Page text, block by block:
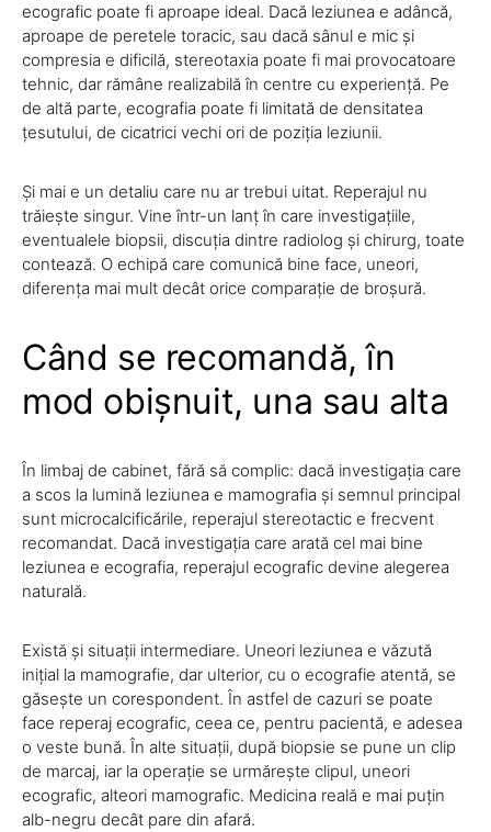
ecografic poate fi aproape ideal. Dacă leziunea e adâncă,
aproape de peretele toracic, sau dacă sânul e mic și
compresia e dificilă, stereotaxia poate fi mai provocatoare
tehnic, dar rămâne realizabilă în centre cu experiență. Pe
de altă parte, ecografia poate fi limitată de densitatea
țesutului, de cicatrici vechi ori de poziția leziunii.
Și mai e un detaliu care nu ar trebui uitat. Reperajul nu
trăiește singur. Vine într-un lanț în care investigațiile,
eventualele biopsii, discuția dintre radiolog și chirurg, toate
contează. O echipă care comunică bine face, uneori,
diferența mai mult decât orice comparație de broșură.
Când se recomandă, în
mod obișnuit, una sau alta
În limbaj de cabinet, fără să complic: dacă investigația care
a scos la lumină leziunea e mamografia și semnul principal
sunt microcalcificările, reperajul stereotactic e frecvent
recomandat. Dacă investigația care arată cel mai bine
leziunea e ecografia, reperajul ecografic devine alegerea
naturală.
Există și situații intermediare. Uneori leziunea e văzută
inițial la mamografie, dar ulterior, cu o ecografie atentă, se
găsește un corespondent. În astfel de cazuri se poate
face reperaj ecografic, ceea ce, pentru pacientă, e adesea
o veste bună. În alte situații, după biopsie se pune un clip
de marcaj, iar la operație se urmărește clipul, uneori
ecografic, alteori mamografic. Medicina reală e mai puțin
alb-negru decât pare din afară.